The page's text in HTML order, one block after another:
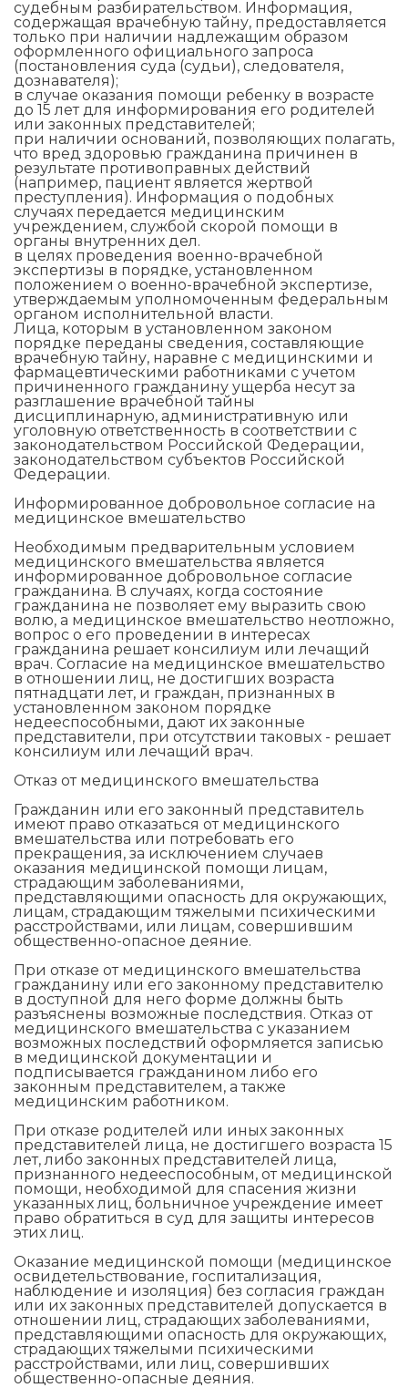
судебным разбирательством. Информация,
содержащая врачебную тайну, предоставляется
только при наличии надлежащим образом
оформленного официального запроса
(постановления суда (судьи), следователя,
дознавателя);
в случае оказания помощи ребенку в возрасте
до 15 лет для информирования его родителей
или законных представителей;
при наличии оснований, позволяющих полагать,
что вред здоровью гражданина причинен в
результате противоправных действий
(например, пациент является жертвой
преступления). Информация о подобных
случаях передается медицинским
учреждением, службой скорой помощи в
органы внутренних дел.
в целях проведения военно-врачебной
экспертизы в порядке, установленном
положением о военно-врачебной экспертизе,
утверждаемым уполномоченным федеральным
органом исполнительной власти.
Лица, которым в установленном законом
порядке переданы сведения, составляющие
врачебную тайну, наравне с медицинскими и
фармацевтическими работниками с учетом
причиненного гражданину ущерба несут за
разглашение врачебной тайны
дисциплинарную, административную или
уголовную ответственность в соответствии с
законодательством Российской Федерации,
законодательством субъектов Российской
Федерации.
Информированное добровольное согласие на
медицинское вмешательство
Необходимым предварительным условием
медицинского вмешательства является
информированное добровольное согласие
гражданина. В случаях, когда состояние
гражданина не позволяет ему выразить свою
волю, а медицинское вмешательство неотложно,
вопрос о его проведении в интересах
гражданина решает консилиум или лечащий
врач. Согласие на медицинское вмешательство
в отношении лиц, не достигших возраста
пятнадцати лет, и граждан, признанных в
установленном законом порядке
недееспособными, дают их законные
представители, при отсутствии таковых - решает
консилиум или лечащий врач.
Отказ от медицинского вмешательства
Гражданин или его законный представитель
имеют право отказаться от медицинского
вмешательства или потребовать его
прекращения, за исключением случаев
оказания медицинской помощи лицам,
страдающим заболеваниями,
представляющими опасность для окружающих,
лицам, страдающим тяжелыми психическими
расстройствами, или лицам, совершившим
общественно-опасное деяние.
При отказе от медицинского вмешательства
гражданину или его законному представителю
в доступной для него форме должны быть
разъяснены возможные последствия. Отказ от
медицинского вмешательства с указанием
возможных последствий оформляется записью
в медицинской документации и
подписывается гражданином либо его
законным представителем, а также
медицинским работником.
При отказе родителей или иных законных
представителей лица, не достигшего возраста 15
лет, либо законных представителей лица,
признанного недееспособным, от медицинской
помощи, необходимой для спасения жизни
указанных лиц, больничное учреждение имеет
право обратиться в суд для защиты интересов
этих лиц.
Оказание медицинской помощи (медицинское
освидетельствование, госпитализация,
наблюдение и изоляция) без согласия граждан
или их законных представителей допускается в
отношении лиц, страдающих заболеваниями,
представляющими опасность для окружающих,
страдающих тяжелыми психическими
расстройствами, или лиц, совершивших
общественно-опасные деяния.